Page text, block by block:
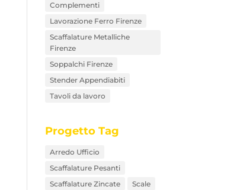
Complementi
Lavorazione Ferro Firenze
Scaffalature Metalliche
Firenze
Soppalchi Firenze
Stender Appendiabiti
Tavoli da lavoro
Progetto Tag
Arredo Ufficio
Scaffalature Pesanti
Scaffalature Zincate
Scale